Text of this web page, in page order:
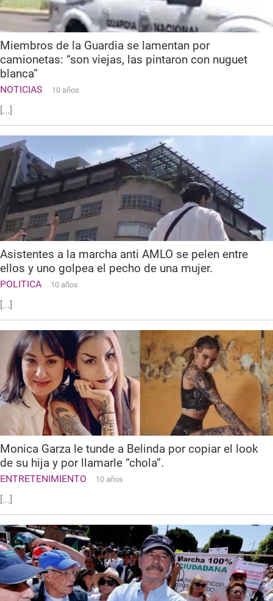
Miembros de la Guardia se lamentan por
camionetas: “son viejas, las pintaron con nuguet
blanca”
NOTICIAS 10 años
[...]
Asistentes a la marcha anti AMLO se pelen entre
ellos y uno golpea el pecho de una mujer.
POLITICA 10 años
[...]
Monica Garza le tunde a Belinda por copiar el look
de su hija y por llamarle “chola”.
ENTRETENIMIENTO 10 años
[...]